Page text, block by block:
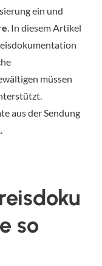
ein und
. In diesem Artikel
müssen
aus der Sendung
so